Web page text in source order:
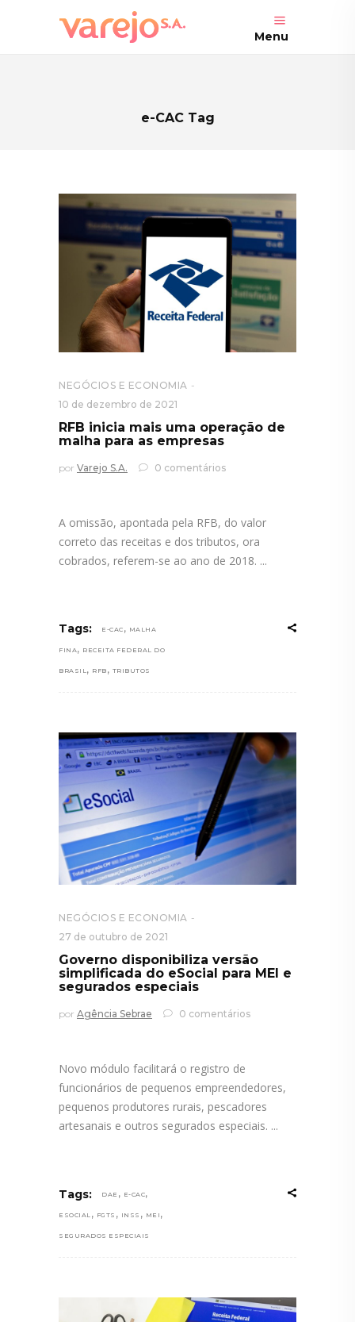
Menu
e-CAC Tag
NEGÓCIOS E ECONOMIA
10 de dezembro de 2021
RFB inicia mais uma operação de
malha para as empresas
por Varejo S.A. 0 comentários
A omissão, apontada pela RFB, do valor
correto das receitas e dos tributos, ora
cobrados, referem-se ao ano de 2018.
Tags: E-CAC , MALHA
FINA , RECEITA FEDERAL DO
BRASIL , RFB , TRIBUTOS
NEGÓCIOS E ECONOMIA
27 de outubro de 2021
Governo disponibiliza versão
simplificada do eSocial para MEI e
segurados especiais
por Agência Sebrae 0 comentários
Novo módulo facilitará o registro de
funcionários de pequenos empreendedores,
pequenos produtores rurais, pescadores
artesanais e outros segurados especiais.
Tags: DAE , E-CAC,
ESOCIAL , FGTS , INSS , MEI ,
SEGURADOS ESPECIAIS